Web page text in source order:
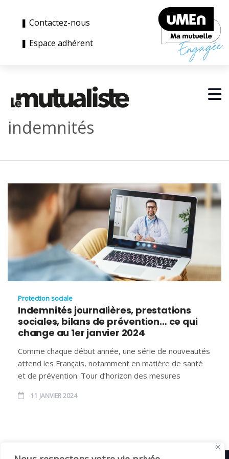
❚ Contactez-nous
❚ Espace adhérent
indemnités
Protection sociale
Indemnités journalières, prestations
sociales, bilans de prévention… ce qui
change au 1er janvier 2024
Comme chaque début année, une série de nouveautés
attend les Français, notamment en matière de santé
et de prévention. Tour d’horizon des mesures
11 JANVIER 2024